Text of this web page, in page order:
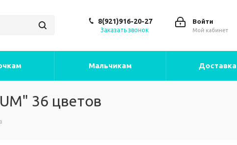
Войти
Мой кабинет
8(921)916-20-27
Заказать звонок
Мальчикам Доставка
36 цветов